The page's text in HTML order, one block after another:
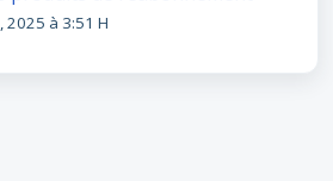
2025 à 3:51 H